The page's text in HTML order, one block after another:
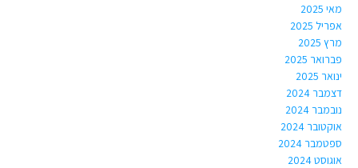
מאי 2025
אפריל 2025
מרץ 2025
פברואר 2025
ינואר 2025
דצמבר 2024
נובמבר 2024
אוקטובר 2024
ספטמבר 2024
אוגוסט 2024